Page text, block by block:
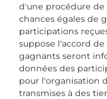
d'une procédure de
chances égales de
participations
suppose l'accord
gagnants seront
données des
pour l'organisation
transmises à des